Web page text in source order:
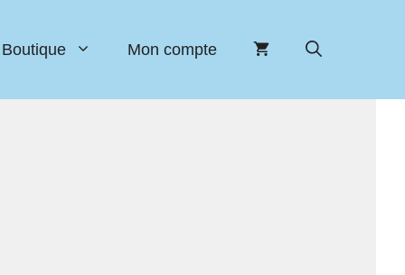
Boutique Mon compte